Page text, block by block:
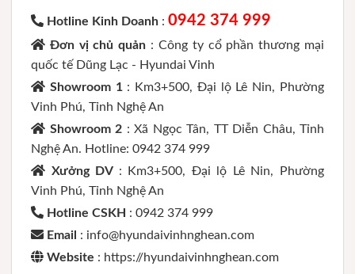
Hotline Kinh Doanh : 0942 374 999
Đơn vị chủ quản : Công ty cổ phần thương mại
quốc tế Dũng Lạc - Hyundai Vinh
Showroom 1 : Km3+500, Đại lộ Lê Nin, Phường
Vinh Phú, Tỉnh Nghệ An
Showroom 2 : Xã Ngọc Tân, TT Diễn Châu, Tỉnh
Nghệ An. Hotline: 0942 374 999
Xưởng DV : Km3+500, Đại lộ Lê Nin, Phường
Vinh Phú, Tỉnh Nghệ An
Hotline CSKH : 0942 374 999
Email : info@hyundaivinhnghean.com
Website : https://hyundaivinhnghean.com